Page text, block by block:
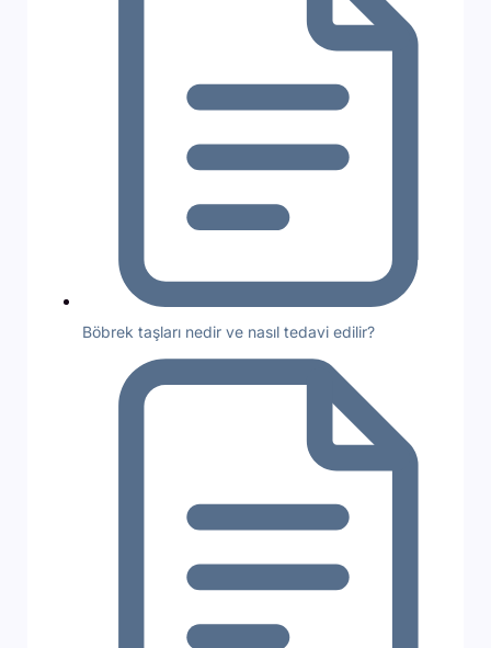
Böbrek taşları nedir ve nasıl tedavi edilir?